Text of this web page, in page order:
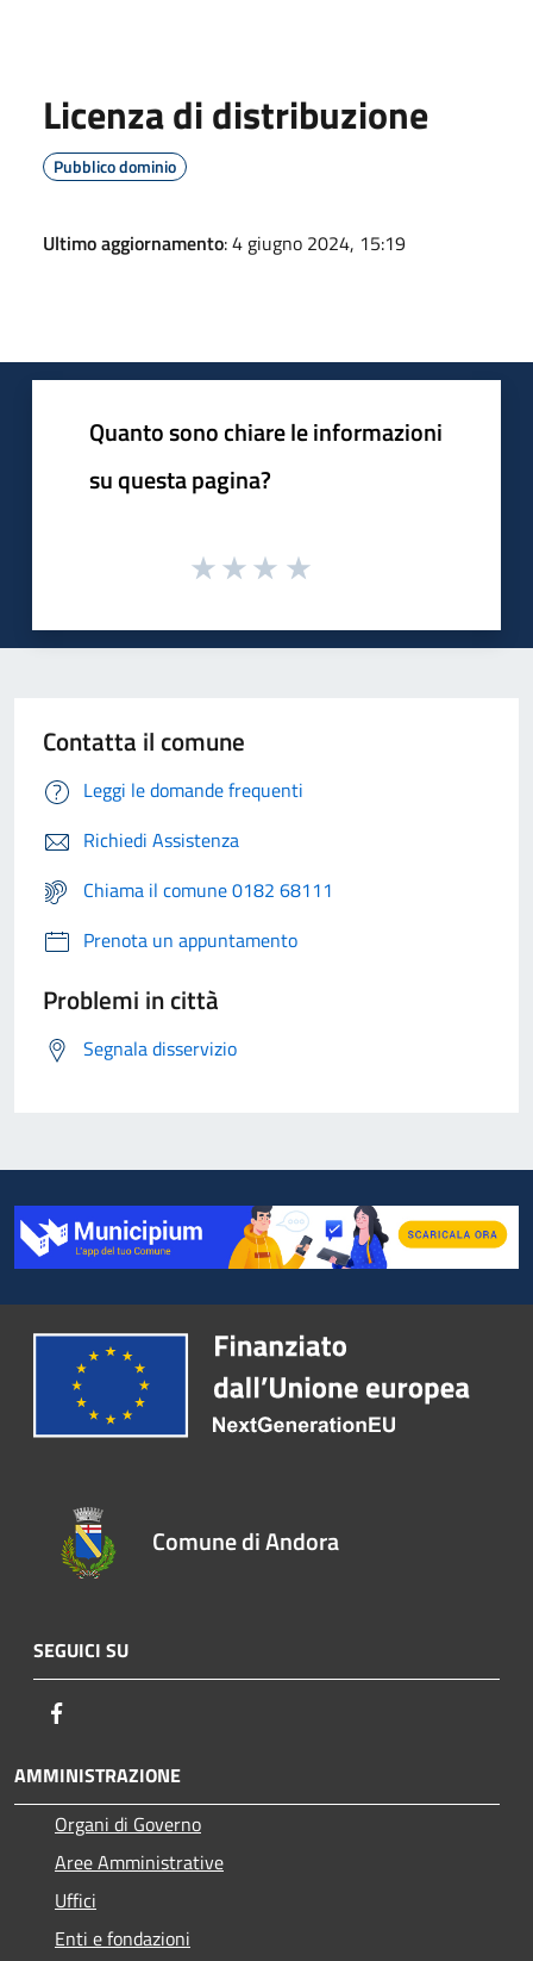
Licenza di distribuzione
Pubblico dominio
Ultimo aggiornamento: 4 giugno 2024, 15:19
Quanto sono chiare le informazioni
su questa pagina?
Contatta il comune
Leggi le domande frequenti
Richiedi Assistenza
Chiama il comune 0182 68111
Prenota un appuntamento
Problemi in città
Segnala disservizio
Comune di Andora
SEGUICI SU
AMMINISTRAZIONE
Organi di Governo
Aree Amministrative
Uffici
Enti e fondazioni